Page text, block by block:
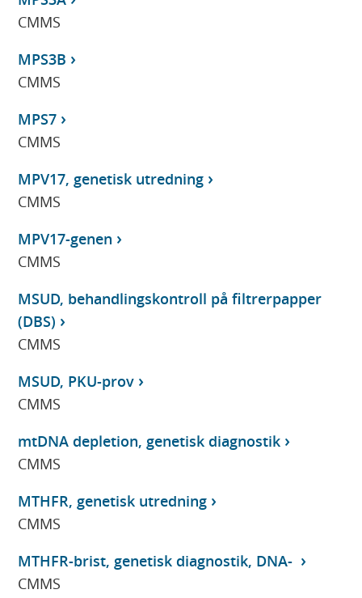
CMMS
MPS3B
CMMS
MPS7
CMMS
MPV17, genetisk utredning
CMMS
MPV17-genen
CMMS
MSUD, behandlingskontroll på filtrerpapper
(DBS)
CMMS
MSUD, PKU-prov
CMMS
mtDNA depletion, genetisk diagnostik
CMMS
MTHFR, genetisk utredning
CMMS
MTHFR-brist, genetisk diagnostik, DNA-
CMMS